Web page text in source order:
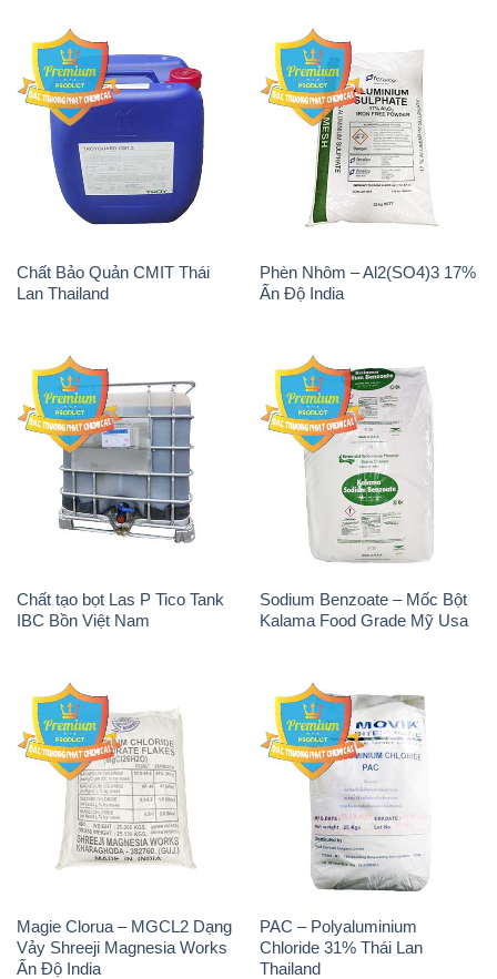
Chất Bảo Quản CMIT Thái
Lan Thailand
Phèn Nhôm – Al2(SO4)3 17%
Ấn Độ India
Chất tạo bọt Las P Tico Tank
IBC Bồn Việt Nam
Sodium Benzoate – Mốc Bột
Kalama Food Grade Mỹ Usa
Magie Clorua – MGCL2 Dạng
Vảy Shreeji Magnesia Works
Ấn Độ India
PAC – Polyaluminium
Chloride 31% Thái Lan
Thailand